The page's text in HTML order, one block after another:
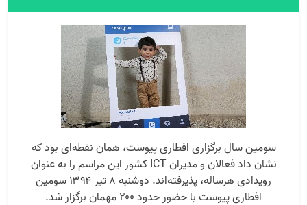
سومین سال برگزاری افطاری پیوست، همان نقطه‌ای بود که
نشان داد فعالان و مدیران ICT کشور این مراسم را به عنوان
رویدادی هرساله، پذیرفته‌اند. دوشنبه ۸ تیر ۱۳۹۴ سومین
افطاری پیوست با حضور حدود ۲۰۰ مهمان برگزار شد.